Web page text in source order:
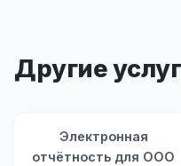
Другие
Электронная
отчётность для ООО